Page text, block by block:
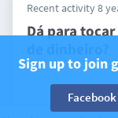
Recent activity 8
Dá para
Sign up to join
Facebook